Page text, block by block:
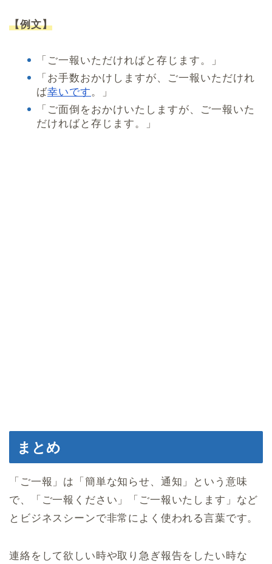
【例文】
「ご一報いただければと存じます。」
「お手数おかけしますが、ご一報いただけれ
ば幸いです 。」
「ご面倒をおかけいたしますが、ご一報いた
だければと存じます。」
まとめ
「ご一報」は「簡単な知らせ、通知」という意味
で、「ご一報ください」「ご一報いたします」など
とビジネスシーンで非常によく使われる言葉です。
連絡をして欲しい時や取り急ぎ報告をしたい時な